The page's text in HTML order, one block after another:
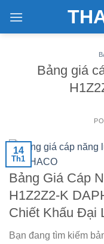
content
Bảng giá
14
Th1
Bảng Giá Cáp
H1Z2Z2-K
Chiết Khấu Đại
Bạn đang tìm kiếm